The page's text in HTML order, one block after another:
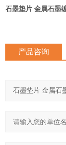
石墨垫片 金属石墨
产品咨询